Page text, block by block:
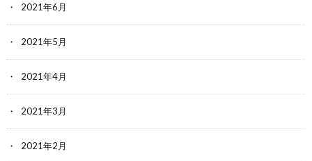
2021年6月
2021年5月
2021年4月
2021年3月
2021年2月